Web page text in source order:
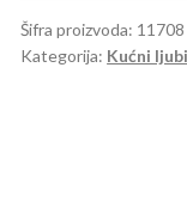
ZA
PSE
Šifra proizvoda: 11708
Kategorija: Kućni